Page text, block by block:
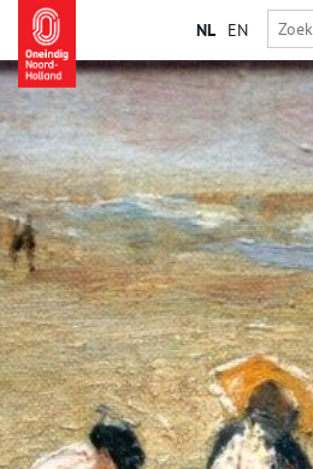
NL EN